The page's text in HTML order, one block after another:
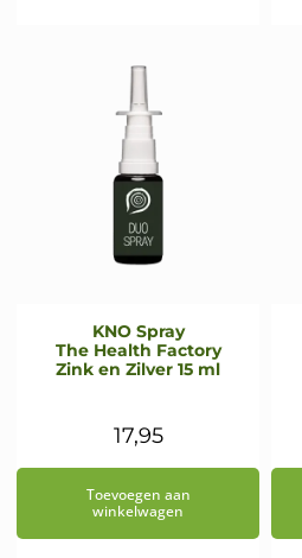
KNO Spray
The Health Factory
Zink en Zilver 15 ml
17,95
Toevoegen aan
winkelwagen